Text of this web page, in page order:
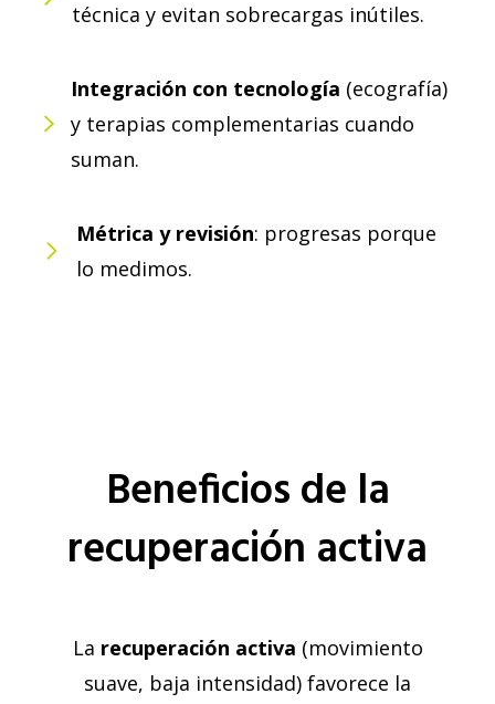
técnica y evitan sobrecargas inútiles.
Integración con tecnología (ecografía)
y terapias complementarias cuando
suman.
Métrica y revisión: progresas porque
lo medimos.
Beneficios de la
recuperación activa
La recuperación activa (movimiento
suave, baja intensidad) favorece la